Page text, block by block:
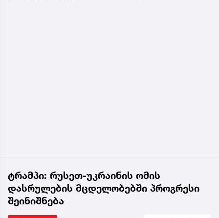
ტრამპი: რუსეთ-უკრაინის ომის
დასრულების მცდელობებში პროგრესი
შეინიშნება